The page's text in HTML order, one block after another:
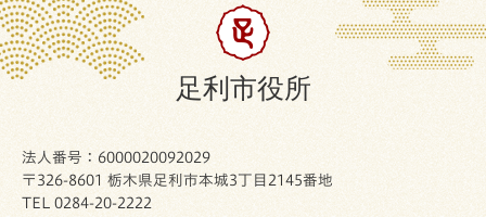
足利市役所
法人番号：6000020092029
〒326-8601 栃木県足利市本城3丁目2145番地
TEL 0284-20-2222